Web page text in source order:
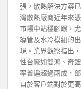
張，散熱解決方案
灣散熱廠商近年來
市場中站穩腳跟，
導管及水冷模組的
現。業界觀察指出
性台廠如雙鴻、奇
率普遍超過兩成，
自於客戶端對於更